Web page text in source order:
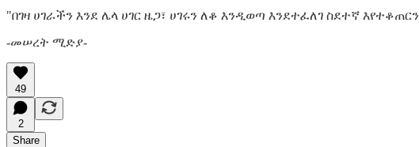
"በገዛ ሀገራችን እንደ ሌላ ሀገር ዜጋ፣ ሀገሩን ለቆ እንዲወጣ እንደተፈለገ ስደተኛ
-መሠረት ሚድያ-
49
2
Share